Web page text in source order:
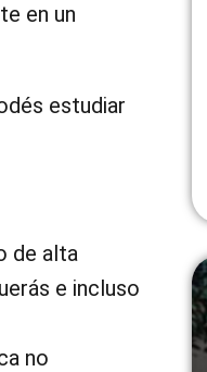
en un
estudiar
de alta
e incluso
no